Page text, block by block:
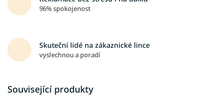
96% spokojenost
Skuteční lidé na zákaznické lince
vyslechnou a poradí
Související produkty